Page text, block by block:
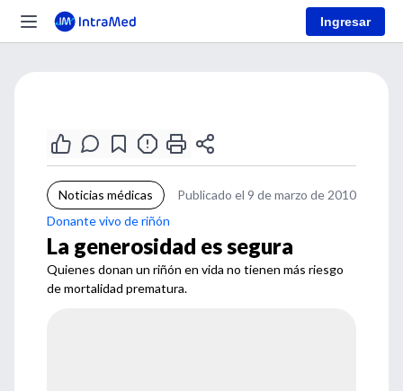
Ingresar
Noticias médicas
Publicado el 9 de marzo de 2010
Donante vivo de riñón
La generosidad es segura
Quienes donan un riñón en vida no tienen más riesgo
de mortalidad prematura.